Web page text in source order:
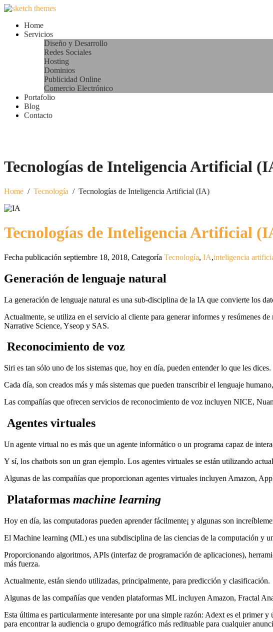
Home
Servicios
Diseño y Desarrollo
Redes Sociales
Hosting
Dominios
Publicidad Online
Comercio Electrónico
Portafolio
Blog
Contacto
Tecnologías de Inteligencia Artificial
Home / Tecnología / Tecnologías de Inteligencia Artificial (IA)
Tecnologías de Inteligencia Artificial
Fecha publicación septiembre 18, 2018, Categoría Tecnología, IA,inteligencia
Generación de lenguaje natural
La generación de lenguaje natural es una sub-disciplina de la IA que convierte los
Actualmente, se utiliza en el servicio al cliente para generar informes y resúmenes
Narrative Science, Yseop y SAS.
Reconocimiento de voz
Siri es tan sólo uno de los sistemas que, hoy en día, pueden entender lo que les dices.
Cada día, son creados más y más sistemas que pueden transcribir el lenguaje
Las compañías que ofrecen servicios de reconocimiento de voz incluyen NICE,
Agentes virtuales
Un agente virtual no es más que un agente informático o un programa capaz de
Y sí, los chatbots son un gran ejemplo. Los agentes virtuales se están utilizando
Algunas de las compañías que proporcionan agentes virtuales incluyen Amazon,
Plataformas machine learning
Hoy en día, las computadoras pueden aprender fácilmente¡ y algunas son
El Machine learning (ML) es una subdisciplina de las ciencias de la computación y
Proporcionando algoritmos, APIs (interfaz de programación de aplicaciones),
más fuerza.
Actualmente, están siendo utilizadas, principalmente, para predicción y clasificación.
Algunas de las compañías que venden plataformas ML incluyen Amazon, Fractal
Esta última es particularmente interesante por una simple razón: Adext es el primer y
para encontrar la audiencia o grupo demográfico más redituable para cualquier